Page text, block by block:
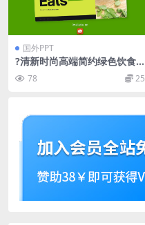
国外PPT
?清新时尚高端简约绿色饮食
商业计划书PowerPoint幻灯
片演示模板（pptx）
78 25